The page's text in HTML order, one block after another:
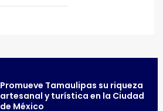
Promueve Tamaulipas su riqueza
artesanal y turística en la Ciudad
de México